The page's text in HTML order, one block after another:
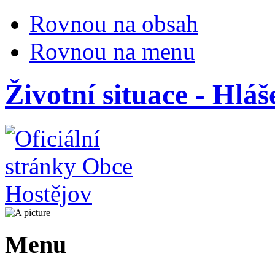
Rovnou na obsah
Rovnou na menu
Životní situace -
Menu